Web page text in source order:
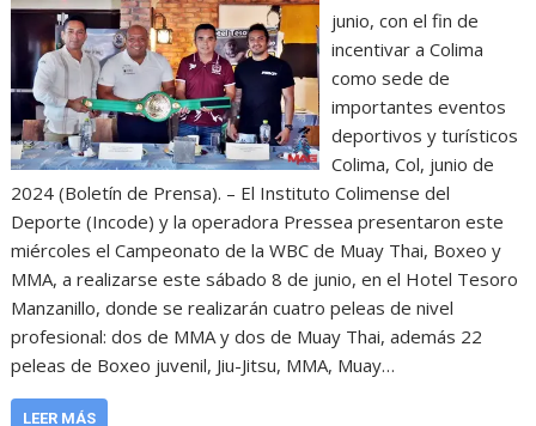
junio, con el fin de
incentivar a Colima
como sede de
importantes eventos
deportivos y turísticos
Colima, Col, junio de
2024 (Boletín de Prensa). – El Instituto Colimense del
Deporte (Incode) y la operadora Pressea presentaron este
miércoles el Campeonato de la WBC de Muay Thai, Boxeo y
MMA, a realizarse este sábado 8 de junio, en el Hotel Tesoro
Manzanillo, donde se realizarán cuatro peleas de nivel
profesional: dos de MMA y dos de Muay Thai, además 22
peleas de Boxeo juvenil, Jiu-Jitsu, MMA, Muay…
LEER MÁS